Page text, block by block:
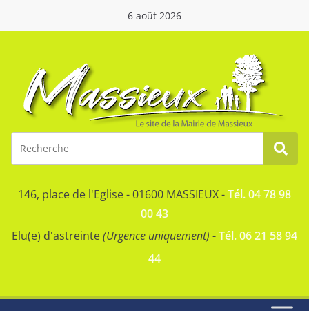
6 août 2026
146, place de l'Eglise - 01600 MASSIEUX -Tél. 04 78 98
00 43
Elu(e) d'astreinte(Urgence uniquement) -Tél. 06 21 58 94
44